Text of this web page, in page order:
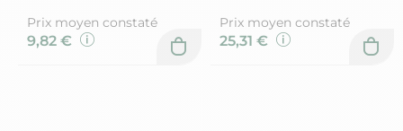
Prix moyen constaté
9,82 €
Prix moyen constaté
25,31 €